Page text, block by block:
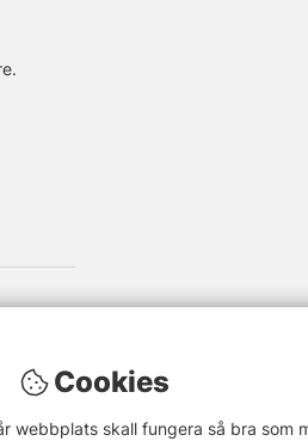
Cookies
webbplats skall fungera så bra som